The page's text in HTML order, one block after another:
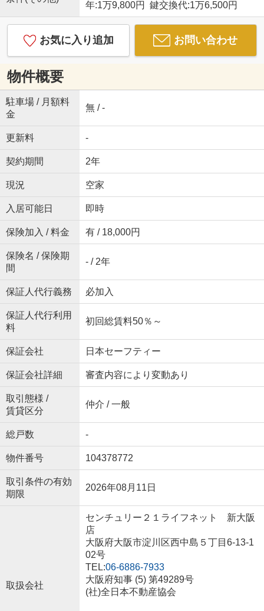
年:1万9,800円 鍵交換代:1万6,500円
お気に入り追加 お問い合わせ
物件概要
駐車場 / 月額料
金
無 / -
更新料 -
契約期間 2年
現況 空家
入居可能日 即時
保険加入 / 料金 有 / 18,000円
保険名 / 保険期
間
- / 2年
保証人代行義務 必加入
保証人代行利用
料
初回総賃料50％～
保証会社 日本セーフティー
保証会社詳細 審査内容により変動あり
取引態様 /
賃貸区分
仲介 / 一般
総戸数 -
物件番号 104378772
取引条件の有効
期限
2026年08月11日
取扱会社
センチュリー２１ライフネット 新大阪
店
大阪府大阪市淀川区西中島５丁目6-13-1
02号
TEL:06-6886-7933
大阪府知事 (5) 第49289号
(社)全日本不動産協会